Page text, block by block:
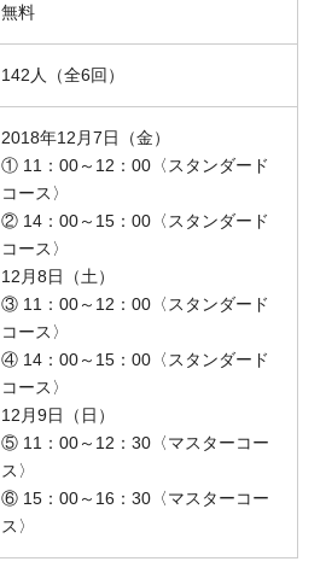
無料
142人（全6回）
2018年12月7日（金）
① 11：00～12：00〈スタンダード
コース〉
② 14：00～15：00〈スタンダード
コース〉
12月8日（土）
③ 11：00～12：00〈スタンダード
コース〉
④ 14：00～15：00〈スタンダード
コース〉
12月9日（日）
⑤ 11：00～12：30〈マスターコー
ス〉
⑥ 15：00～16：30〈マスターコー
ス〉